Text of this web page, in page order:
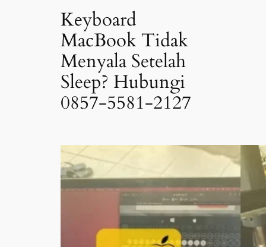
Keyboard
MacBook Tidak
Menyala Setelah
Sleep? Hubungi
0857-5581-2127